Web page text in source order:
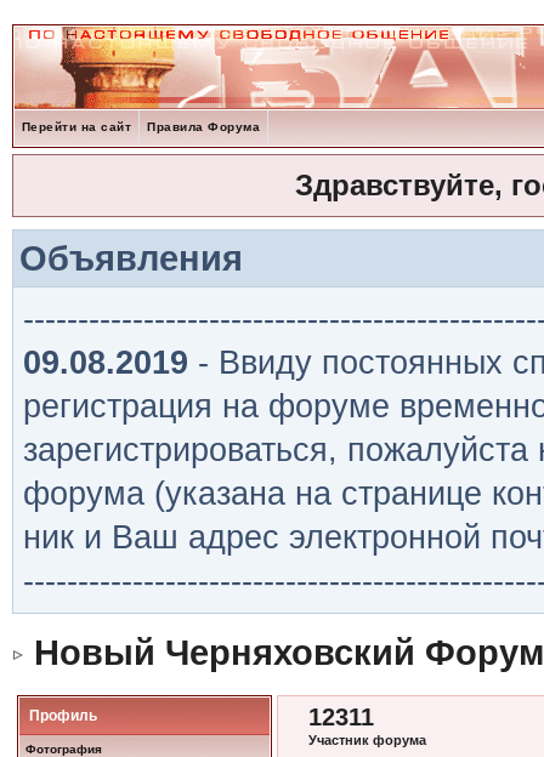
Перейти на сайт Правила Форума
Здравствуйте,
Объявления
09.08.2019 - Ввиду постоянных
регистрация на форуме
зарегистрироваться,
форума (указана на странице
ник и Ваш адрес электронной
Новый Черняховский Форум
Профиль
Фотография
12311
Участник форума